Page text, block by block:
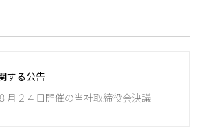
する公告
月２４日開催の当社取締役会決議